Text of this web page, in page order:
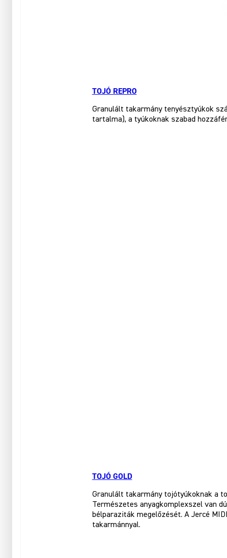
TOJÓ REPRO
Granulált takarmány tenyésztyúkok
tartalma), a tyúkoknak szabad
TOJÓ GOLD
Granulált takarmány tojótyúkoknak a
Természetes anyagkomplexszel van
bélparaziták megelőzését. A Jercé
takarmánnyal.